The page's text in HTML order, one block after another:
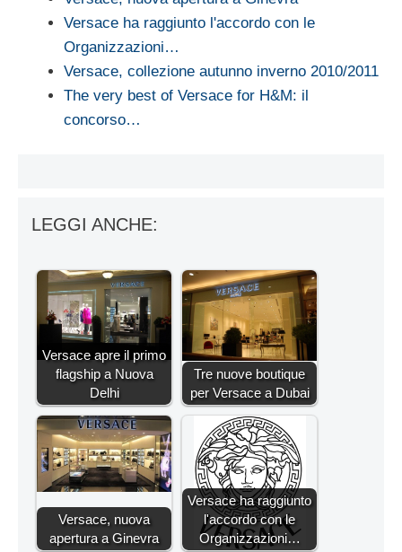
Versace ha raggiunto l'accordo con le
Organizzazioni…
Versace, collezione autunno inverno 2010/2011
The very best of Versace for H&M: il
concorso…
LEGGI ANCHE:
Versace apre il primo
flagship a Nuova
Delhi
Tre nuove boutique
per Versace a Dubai
Versace, nuova
apertura a Ginevra
Versace ha raggiunto
l'accordo con le
Organizzazioni…